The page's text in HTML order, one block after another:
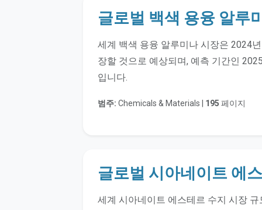
글로벌 백색 용융 알루
세계 백색 용융 알루미나 시장은 2024
장할 것으로 예상되며, 예측 기간인
입니다.
범주: Chemicals & Materials | 195 페이지
글로벌 시아네이트 에
세계 시아네이트 에스테르 수지 시장